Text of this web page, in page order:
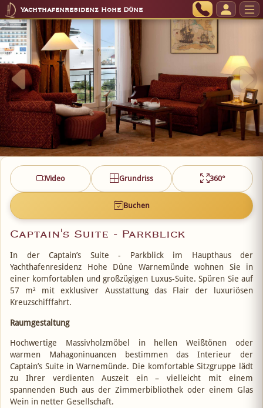
Yachthafenresidenz Hohe Düne
Video Grundriss 360°
Buchen
Captain's Suite - Parkblick
In der Captain’s Suite - Parkblick im Haupthaus der
Yachthafenresidenz Hohe Düne Warnemünde wohnen Sie in
einer komfortablen und großzügigen Luxus-Suite. Spüren Sie auf
57 m² mit exklusiver Ausstattung das Flair der luxuriösen
Kreuzschifffahrt.
Raumgestaltung
Hochwertige Massivholzmöbel in hellen Weißtönen oder
warmen Mahagoninuancen bestimmen das Interieur der
Captain’s Suite in Warnemünde. Die komfortable Sitzgruppe lädt
zu Ihrer verdienten Auszeit ein – vielleicht mit einem
spannenden Buch aus der Zimmerbibliothek oder einem Glas
Wein in netter Gesellschaft.